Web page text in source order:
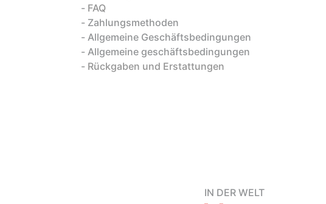
FAQ
Zahlungsmethoden
Allgemeine Geschäftsbedingungen
Allgemeine geschäftsbedingungen
Rückgaben und Erstattungen
IN DER WELT